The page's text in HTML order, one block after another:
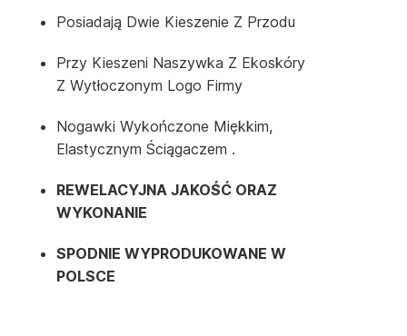
Posiadają Dwie Kieszenie Z Przodu
Przy Kieszeni Naszywka Z Ekoskóry
Z Wytłoczonym Logo Firmy
Nogawki Wykończone Miękkim,
Elastycznym Ściągaczem .
REWELACYJNA JAKOŚĆ ORAZ
WYKONANIE
SPODNIE WYPRODUKOWANE W
POLSCE